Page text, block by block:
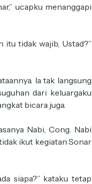
ucapku menanggapi
itu tidak wajib, Ustad?”
Ia tak langsung
dari keluargaku
bicara juga.
Nabi, Cong. Nabi
ikut kegiatan Sonar
siapa?” kataku tetap